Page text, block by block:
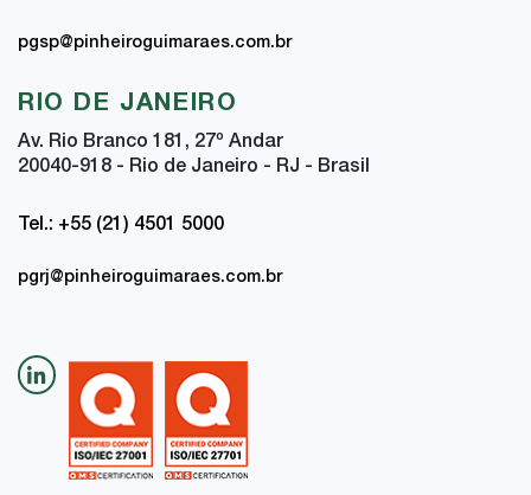
pgsp@pinheiroguimaraes.com.br
RIO DE JANEIRO
Av. Rio Branco 181, 27º Andar
20040-918 - Rio de Janeiro - RJ - Brasil
Tel.: +55 (21) 4501 5000
pgrj@pinheiroguimaraes.com.br